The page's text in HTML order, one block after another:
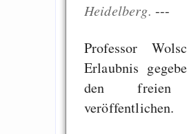
Heidelberg. ---
Professor
Erlaubnis
den freien
veröffentlichen.